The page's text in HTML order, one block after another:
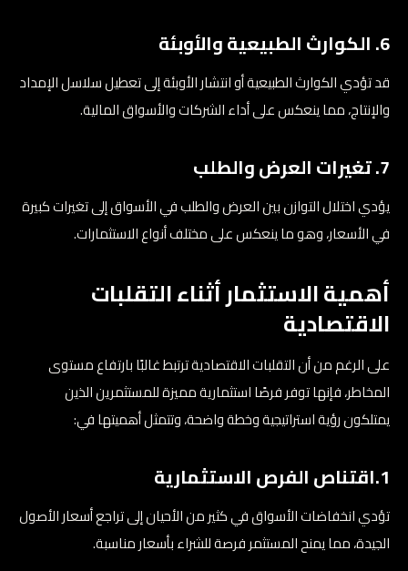
6. الكوارث الطبيعية والأوبئة
قد تؤدي الكوارث الطبيعية أو انتشار الأوبئة إلى تعطيل سلاسل الإمداد
والإنتاج، مما ينعكس على أداء الشركات والأسواق المالية.
7. تغيرات العرض والطلب
يؤدي اختلال التوازن بين العرض والطلب في الأسواق إلى تغيرات كبيرة
في الأسعار، وهو ما ينعكس على مختلف أنواع الاستثمارات.
أهمية الاستثمار أثناء التقلبات
الاقتصادية
على الرغم من أن التقلبات الاقتصادية ترتبط غالبًا بارتفاع مستوى
المخاطر، فإنها توفر فرصًا استثمارية مميزة للمستثمرين الذين
يمتلكون رؤية استراتيجية وخطة واضحة، وتتمثل أهميتها في:
1.اقتناص الفرص الاستثمارية
تؤدي انخفاضات الأسواق في كثير من الأحيان إلى تراجع أسعار الأصول
الجيدة، مما يمنح المستثمر فرصة للشراء بأسعار مناسبة.